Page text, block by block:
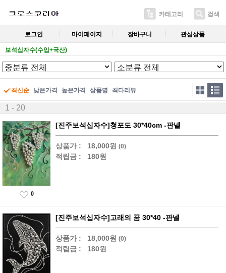
카테고리 검색
로그인 마이페이지 장바구니 관심상품
보석십자수(수입+국산)
최신순 낮은가격 높은가격 상품명 최다리뷰
1 - 20
[진주보석십자수]청포도 30*40cm -판넬
상품가 : 18,000원 (0)
적립금 : 180원
0
[진주보석십자수]고래의 꿈 30*40 -판넬
상품가 : 18,000원 (0)
적립금 : 180원